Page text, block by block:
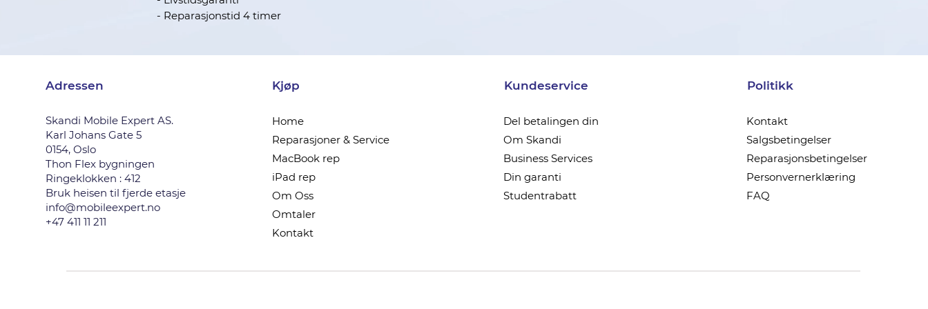
- Reparasjonstid 4 timer
Adressen
Skandi Mobile Expert AS.
Karl Johans Gate 5
0154, Oslo
Thon Flex bygningen
Ringeklokken : 412
Bruk heisen til fjerde etasje
info@mobileexpert.no
+47 411 11 211
Kjøp
Home
Reparasjoner & Service
MacBook rep
iPad rep
Om Oss
Omtaler
Kontakt
Kundeservice
Del betalingen din
Om Skandi
Business Services
Din garanti
Studentrabatt
Politikk
Kontakt
Salgsbetingelser
Reparasjonsbetingelser
Personvernerklæring
FAQ